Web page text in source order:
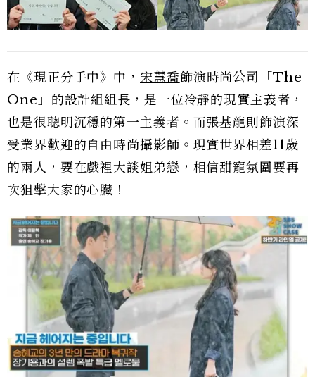
在《現正分手中》中， 宋慧喬飾演時尚公司「The
One」的設計組組長，是一位冷靜的現實主義者，
也是很聰明沉穩的第一主義者。而張基龍則飾演深
受業界歡迎的自由時尚攝影師。現實世界相差11歲
的兩人，要在戲裡大談姐弟戀，相信甜寵氛圍要再
次狙擊大家的心臟！